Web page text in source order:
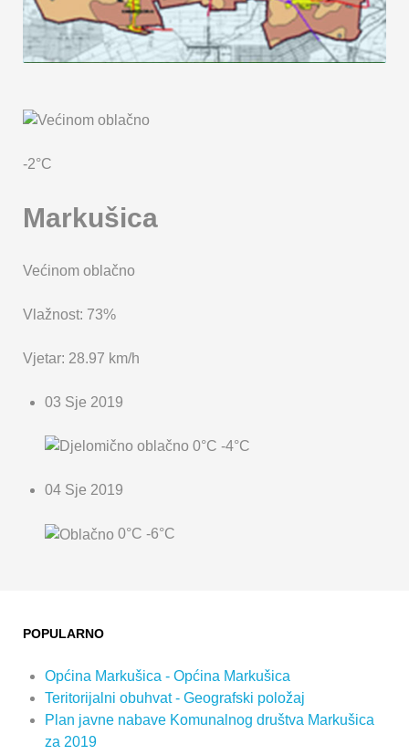
-2°C
Markušica
Većinom oblačno
Vlažnost: 73%
Vjetar: 28.97 km/h
03 Sje 2019
0°C -4°C
04 Sje 2019
0°C -6°C
POPULARNO
Općina Markušica - Općina Markušica
Teritorijalni obuhvat - Geografski položaj
Plan javne nabave Komunalnog društva Markušica
za 2019